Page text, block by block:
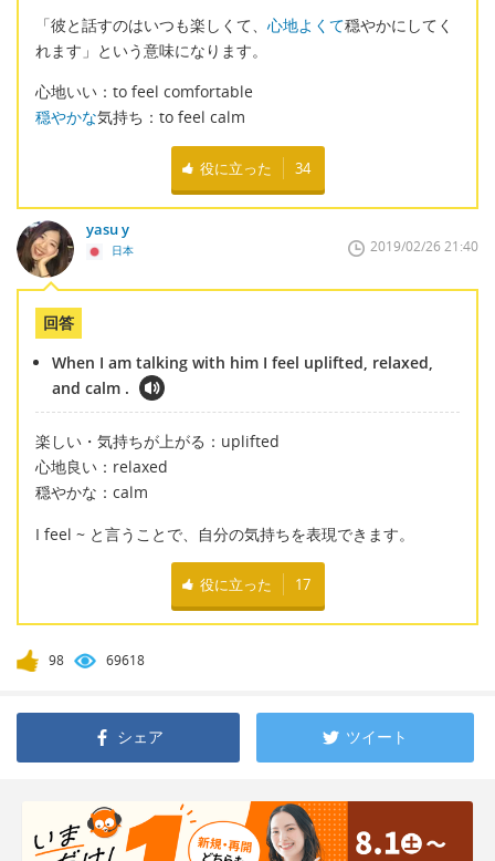
「彼と話すのはいつも楽しくて、 心地よくて穏やかにしてく
れます」という意味になります。
心地いい：to feel comfortable
穏やかな気持ち：to feel calm
役に立った 34
yasu y
日本 2019/02/26 21:40
回答
When I am talking with him I feel uplifted, relaxed,
and calm .
楽しい・気持ちが上がる：uplifted
心地良い：relaxed
穏やかな：calm
I feel ~ と言うことで、自分の気持ちを表現できます。
役に立った 17
98 69618
シェア ツイート